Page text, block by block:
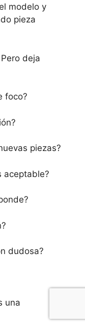
modelo y
pieza
deja
foco?
piezas?
aceptable?
dudosa?
una